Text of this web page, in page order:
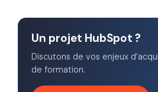
Un projet HubSpot ?
Discutons de vos enjeux
de formation.